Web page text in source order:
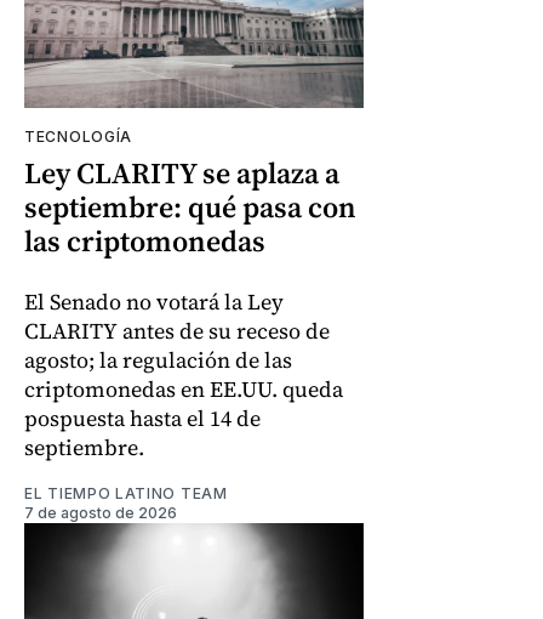
TECNOLOGÍA
Ley CLARITY se aplaza a
septiembre: qué pasa con
las criptomonedas
El Senado no votará la Ley
CLARITY antes de su receso de
agosto; la regulación de las
criptomonedas en EE.UU. queda
pospuesta hasta el 14 de
septiembre.
EL TIEMPO LATINO TEAM
7 de agosto de 2026